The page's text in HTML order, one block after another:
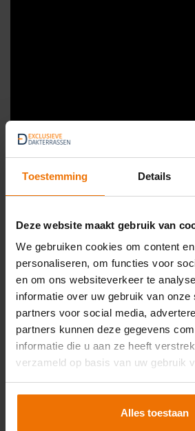
Toestemming Details
Deze website maakt gebruik van
We gebruiken cookies om content
personaliseren, om functies voor
en om ons websiteverkeer te
informatie over uw gebruik van onze
partners voor social media,
partners kunnen deze gegevens
informatie die u aan ze heeft
verzameld op basis van uw gebruik
Alles toestaan
Renovatie balkon
aanleg nieuw terras